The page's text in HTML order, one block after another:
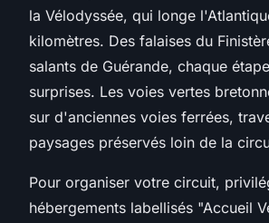
la Vélodyssée, qui longe
kilomètres. Des falaises du
salants de Guérande, chaque
surprises. Les voies vertes
sur d'anciennes voies ferrées,
paysages préservés loin de la
Pour organiser votre circuit,
hébergements labellisés "Accueil